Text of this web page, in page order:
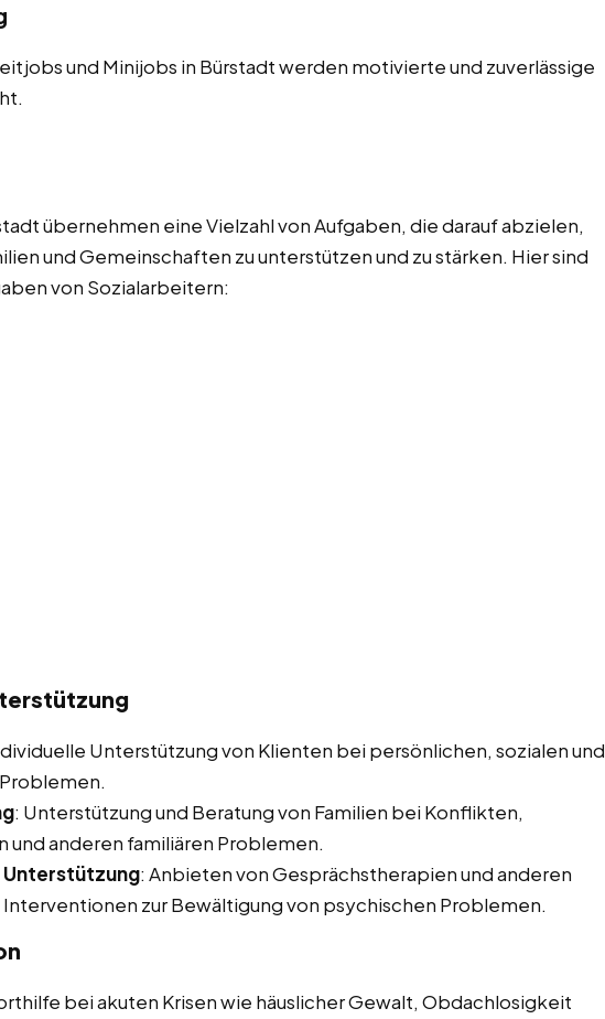
und Minijobs in Bürstadt werden motivierte und zuverlässige
übernehmen eine Vielzahl von Aufgaben, die darauf abzielen,
und Gemeinschaften zu unterstützen und zu stärken. Hier sind
von Sozialarbeitern:
Unterstützung von Klienten bei persönlichen, sozialen und
: Unterstützung und Beratung von Familien bei Konflikten,
und anderen familiären Problemen.
: Anbieten von Gesprächstherapien und anderen
zur Bewältigung von psychischen Problemen.
bei akuten Krisen wie häuslicher Gewalt, Obdachlosigkeit